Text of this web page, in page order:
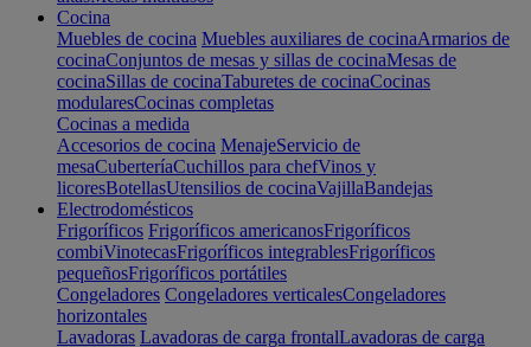
Cocina
Muebles de cocina Muebles auxiliares de cocinaArmarios de
cocinaConjuntos de mesas y sillas de cocinaMesas de
cocinaSillas de cocinaTaburetes de cocinaCocinas
modularesCocinas completas
Cocinas a medida
Accesorios de cocina MenajeServicio de
mesaCuberteríaCuchillos para chefVinos y
licoresBotellasUtensilios de cocinaVajillaBandejas
Electrodomésticos
Frigoríficos Frigoríficos americanosFrigoríficos
combiVinotecasFrigoríficos integrablesFrigoríficos
pequeñosFrigoríficos portátiles
Congeladores Congeladores verticalesCongeladores
horizontales
Lavadoras Lavadoras de carga frontalLavadoras de carga